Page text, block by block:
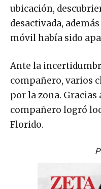
ubicación,
desactivada,
móvil había sido
Ante la
compañero, varios
por la zona.
compañero logró
Florido.